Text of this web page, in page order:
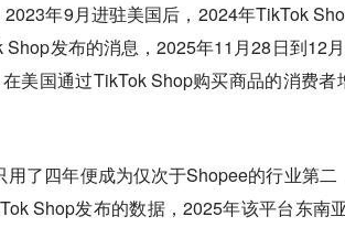
年9月进驻美国后，2024年TikTok
发布的消息，2025年11月28日到12
美国通过TikTok Shop购买商品的消费者
了四年便成为仅次于Shopee的行业第二
Shop发布的数据，2025年该平台东南